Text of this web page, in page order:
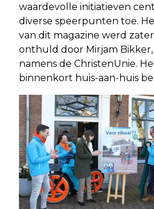
waardevolle initiatieven
diverse speerpunten toe.
van dit magazine werd
onthuld door Mirjam Bikker,
namens de ChristenUnie.
binnenkort huis-aan-huis